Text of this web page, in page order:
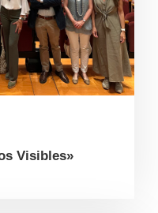
Visibles»